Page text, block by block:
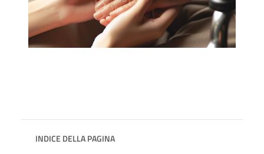
INDICE DELLA PAGINA